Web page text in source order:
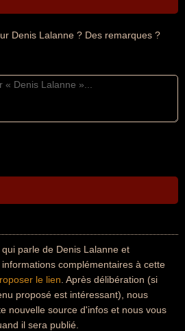
Denis Lalanne ? Des remarques ?
parle de Denis Lalanne et
complémentaires à cette
le lien . Après délibération (si
proposé est intéressant), nous
nouvelle source d'infos et nous vous
il sera publié.